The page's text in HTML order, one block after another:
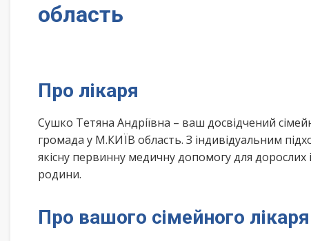
область
Про лікаря
Сушко Тетяна Андріївна – ваш досвідчений
громада у М.КИЇВ область. З індивідуальним
якісну первинну медичну допомогу для дорослих
родини.
Про вашого сімейного лікаря